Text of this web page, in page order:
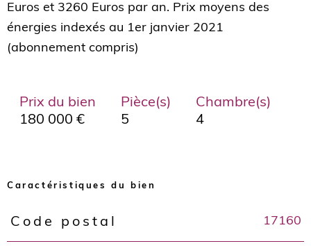
Euros et 3260 Euros par an. Prix moyens des
énergies indexés au 1er janvier 2021
Prix du bien
180 000 €
Pièce(s)
5
Chambre(s)
4
Caractéristiques du bien
Caractéristiques Valeurs
Code postal 17160